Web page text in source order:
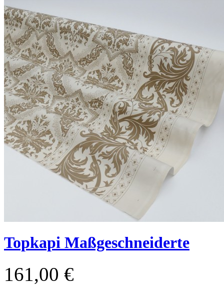
Topkapi Maßgeschneiderte
161,00 €